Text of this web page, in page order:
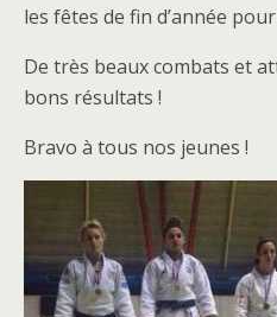
les fêtes de fin d’année
De très beaux combats et
bons résultats !
Bravo à tous nos jeunes !